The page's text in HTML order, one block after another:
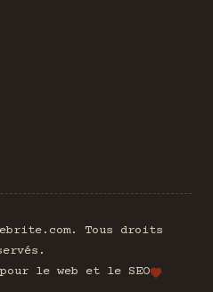
Tous droits
le web et le SEO